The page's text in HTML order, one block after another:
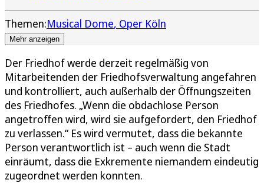
Themen:Musical Dome Oper Köln
Mehr anzeigen
Der Friedhof werde derzeit regelmäßig von
Mitarbeitenden der Friedhofsverwaltung angefahren
und kontrolliert, auch außerhalb der Öffnungszeiten
des Friedhofes. „Wenn die obdachlose Person
angetroffen wird, wird sie aufgefordert, den Friedhof
zu verlassen.“ Es wird vermutet, dass die bekannte
Person verantwortlich ist – auch wenn die Stadt
einräumt, dass die Exkremente niemandem eindeutig
zugeordnet werden konnten.